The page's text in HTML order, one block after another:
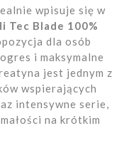
wpisuje się w
Tec Blade 100%
dla osób
i maksymalne
jest jednym z
wspierających
intensywne serie,
na krótkim